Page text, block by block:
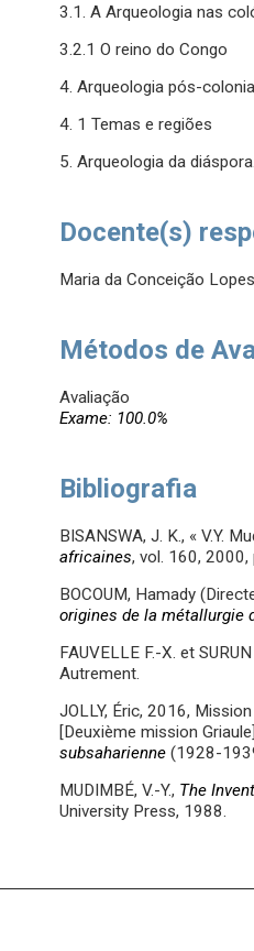
3.1. A Arqueologia nas
3.2.1 O reino do Congo
4. Arqueologia pós-colonial
4. 1 Temas e regiões
5. Arqueologia da diáspora.
Docente(s)
Maria da Conceição Lopes
Métodos de
Avaliação
Exame: 100.0%
Bibliografia
BISANSWA, J. K., « V.Y.
africaines, vol. 160,
BOCOUM, Hamady
origines de la métallurgie
FAUVELLE F.-X. et
Autrement.
JOLLY, Éric, 2016,
[Deuxième mission
subsaharienne (1928-
MUDIMBÉ, V.-Y., The
University Press, 1988.